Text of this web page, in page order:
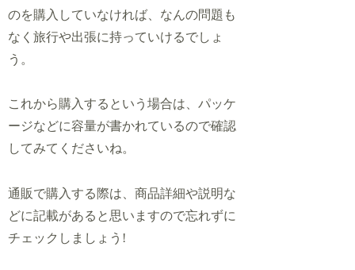
のを購入していなければ、なんの問題も
なく旅行や出張に持っていけるでしょ
う。
これから購入するという場合は、パッケ
ージなどに容量が書かれているので確認
してみてくださいね。
通販で購入する際は、商品詳細や説明な
どに記載があると思いますので忘れずに
チェックしましょう!